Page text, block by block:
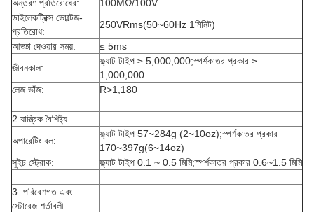
অন্তরণ প্রতিরোধের:
100MΩ/100V
ডাইলেকট্রিক্স ভোল্টেজ-
প্রতিরোধ:
250VRms(50~60Hz 1মিনিট)
আড্ডা দেওয়ার সময়:
≤ 5ms
জীবনকাল:
ফ্ল্যাট টাইপ ≥ 5,000,000;স্পর্শকাতর প্রকার ≥
1,000,000
লেজ ভাঁজ:
R>1,180
2.যান্ত্রিক বৈশিষ্ট্য
অপারেটিং বল:
ফ্ল্যাট টাইপ 57~284g (2~10oz);স্পর্শকাতর প্রকার
170~397g(6~14oz)
সুইচ স্ট্রোক:
ফ্ল্যাট টাইপ 0.1 ~ 0.5 মিমি;স্পর্শকাতর প্রকার 0.6~1.5 মিমি
3. পরিবেশগত এবং
স্টোরেজ শর্তাবলী